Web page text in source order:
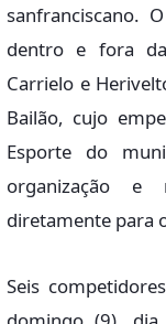
sanfranciscano.
dentro e fora
Carrielo e
Bailão, cujo
Esporte do
organização e
diretamente para
Seis